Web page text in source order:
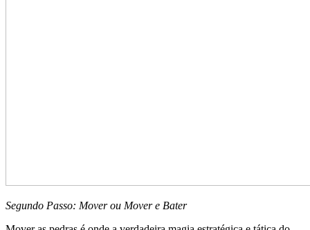
Segundo Passo: Mover ou Mover e Bater